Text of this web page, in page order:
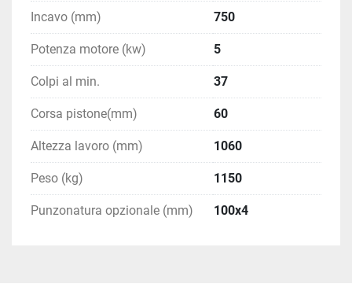
- Supporto tecnico post-vendita
Incavo (mm) 750
Potenza motore (kw) 5
Colpi al min. 37
Corsa pistone(mm) 60
Altezza lavoro (mm) 1060
Peso (kg) 1150
Punzonatura opzionale (mm) 100x4